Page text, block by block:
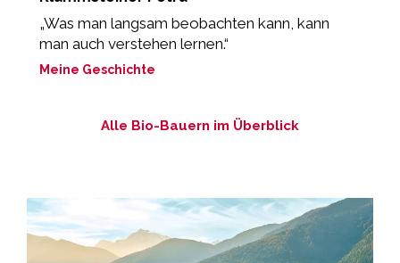
„Was man langsam beobachten kann, kann
man auch verstehen lernen.“
Meine Geschichte
Alle Bio-Bauern im Überblick